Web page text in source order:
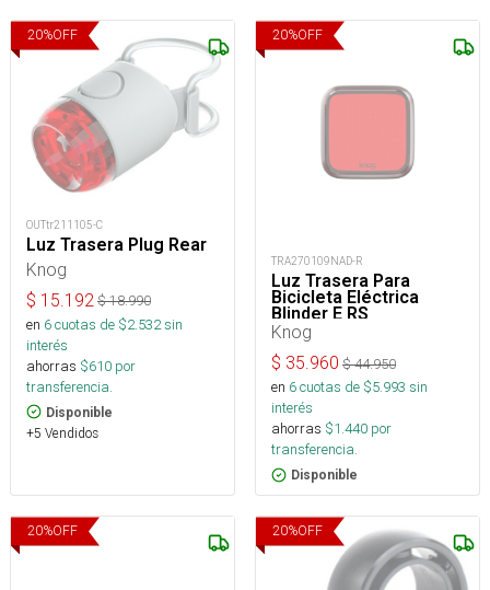
20%OFF
OUTtr211105-C
Luz Trasera Plug Rear
Knog
$ 15.192 $18.990
en 6cuotas de $2.532sin
interés
ahorras $610 por
transferencia.
Disponible
+5 Vendidos
20%OFF
TRA270109NAD-R
Luz Trasera Para
Bicicleta Eléctrica
Blinder E RS
Knog
$ 35.960 $44.950
en 6cuotas de $5.993 sin
interés
ahorras $1.440 por
transferencia.
Disponible
20%OFF 20%OFF